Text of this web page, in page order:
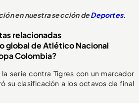
en nuestra sección deDeportes.
relacionadas
global de Atlético Nacional
Colombia?
serie contra Tigres con un marcador
su clasificación a los octavos de final